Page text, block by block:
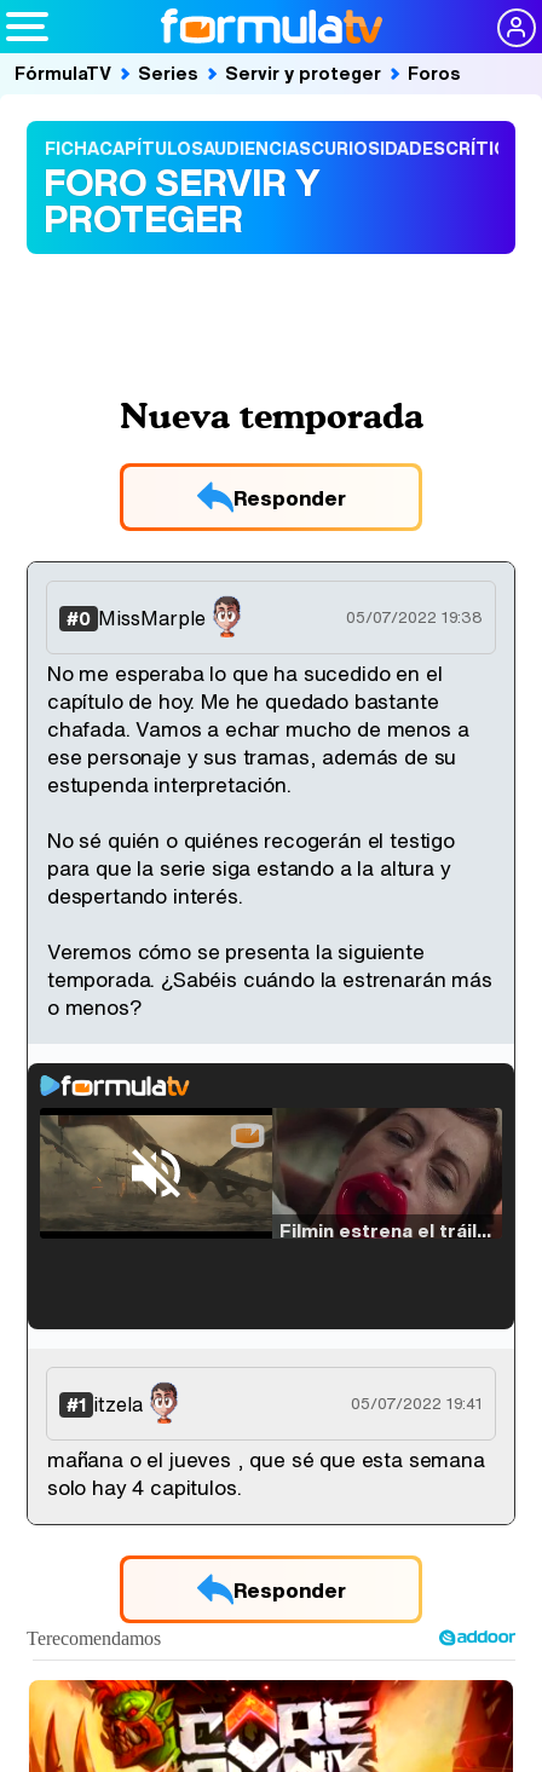
FórmulaTV Series Servir y proteger Foros
FICHACAPÍTULOSAUDIENCIASCURIOSIDADESCRÍTICAS
FORO SERVIR Y
PROTEGER
Nueva temporada
Responder
#0 MissMarple 05/07/2022 19:38
No me esperaba lo que ha sucedido en el
capítulo de hoy. Me he quedado bastante
chafada. Vamos a echar mucho de menos a
ese personaje y sus tramas, además de su
estupenda interpretación.
No sé quién o quiénes recogerán el testigo
para que la serie siga estando a la altura y
despertando interés.
Veremos cómo se presenta la siguiente
temporada. ¿Sabéis cuándo la estrenarán más
o menos?
Unmute
Loaded :
33.30%
Filmin estrena el tráiler de 'Millennial Mal', su nueva comedia universitaria de la mano de Lorena Iglesias
'120 Minutos' celebra sus 2.000 programas en Telemadrid con un vídeo del día a día en la redacción
Tráiler en catalán de 'Ravalear', la nueva serie de HBO Max sobre los fondos buitre
#1 itzela 05/07/2022 19:41
mañana o el jueves , que sé que esta semana
solo hay 4 capitulos.
Responder